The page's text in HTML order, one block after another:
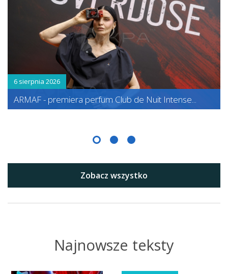
6 sierpnia 2026
ARMAF - premiera perfum Club de Nuit Intense...
Zobacz wszystko
Najnowsze teksty